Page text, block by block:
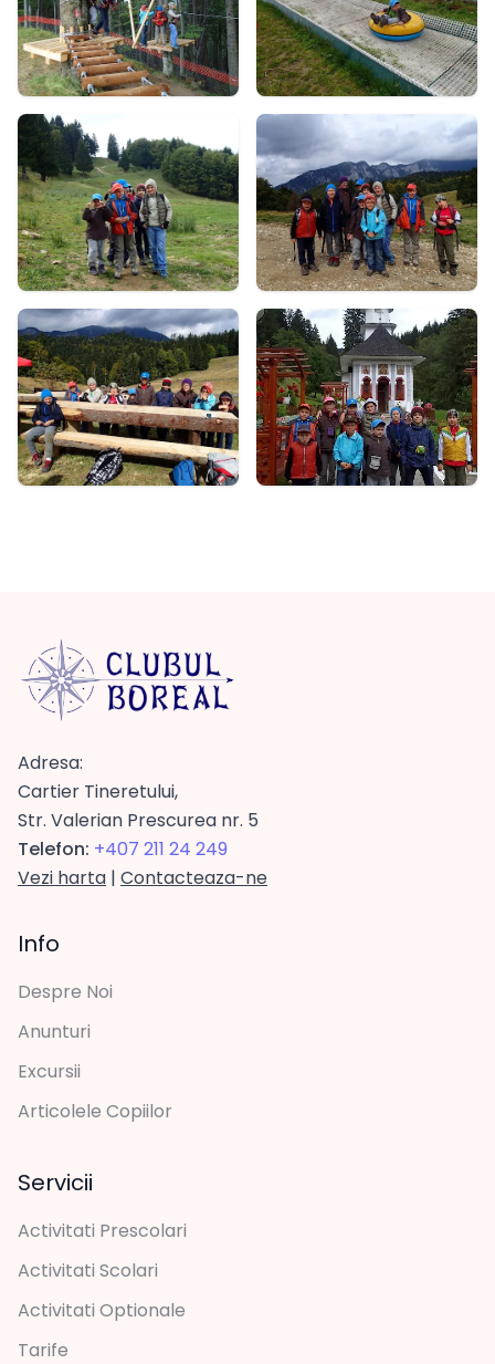
Adresa:
Cartier Tineretului,
Str. Valerian Prescurea nr. 5
Telefon: +407 211 24 249
Vezi harta | Contacteaza-ne
Info
Despre Noi
Anunturi
Excursii
Articolele Copiilor
Servicii
Activitati Prescolari
Activitati Scolari
Activitati Optionale
Tarife